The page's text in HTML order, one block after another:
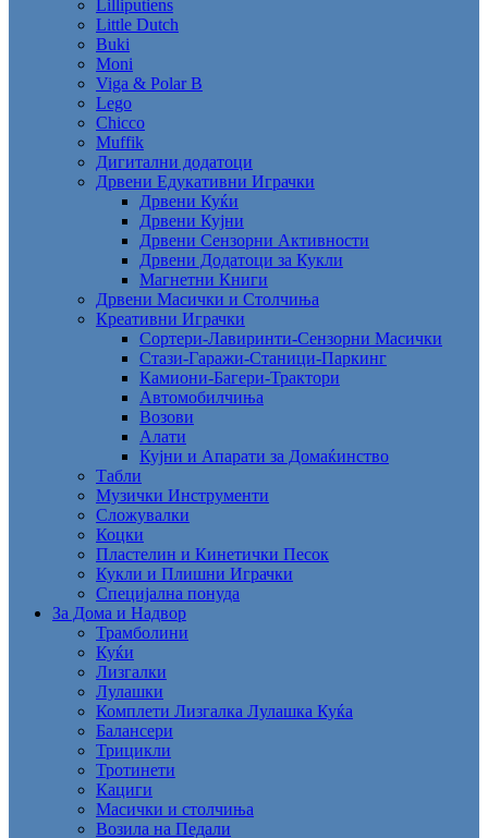
Lilliputiens
Little Dutch
Buki
Moni
Viga & Polar B
Lego
Chicco
Muffik
Дигитални додатоци
Дрвени Едукативни Играчки
Дрвени Куќи
Дрвени Кујни
Дрвени Сензорни Активности
Дрвени Додатоци за Кукли
Магнетни Книги
Дрвени Масички и Столчиња
Креативни Играчки
Сортери-Лавиринти-Сензорни Масички
Стази-Гаражи-Станици-Паркинг
Камиони-Багери-Трактори
Автомобилчиња
Возови
Алати
Кујни и Апарати за Домаќинство
Табли
Музички Инструменти
Сложувалки
Коцки
Пластелин и Кинетички Песок
Кукли и Плишни Играчки
Специјална понуда
За Дома и Надвор
Трамболини
Куќи
Лизгалки
Лулашки
Комплети Лизгалка Лулашка Куќа
Балансери
Трицикли
Тротинети
Кациги
Mасички и столчиња
Возила на Педали